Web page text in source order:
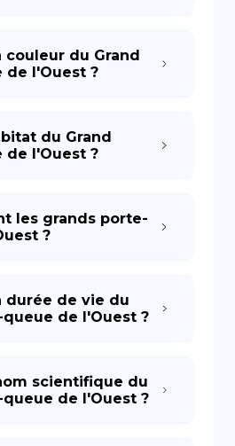
couleur du Grand
de l'Ouest ?
du Grand
de l'Ouest ?
les grands porte-
?
durée de vie du
queue de l'Ouest ?
scientifique du
queue de l'Ouest ?